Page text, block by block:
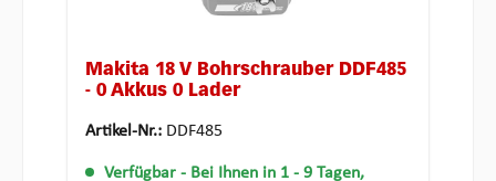
Makita 18 V Bohrschrauber DDF485
- 0 Akkus 0 Lader
Artikel-Nr.: DDF485
Verfügbar - Bei Ihnen in 1 - 9 Tagen,